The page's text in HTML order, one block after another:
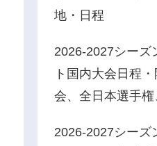
地・日程
2026-2027シーズ
ト国内大会日程
会、全日本選手権
2026-2027シーズ